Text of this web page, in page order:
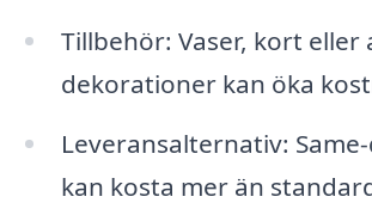
Tillbehör: Vaser, kort eller
dekorationer kan öka
Leveransalternativ:
kan kosta mer än